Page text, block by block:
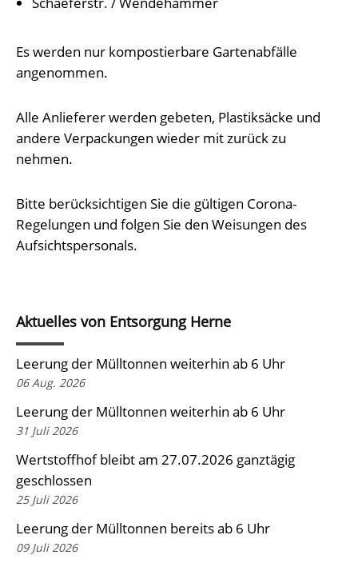
Es werden nur kompostierbare Gartenabfälle
angenommen.
Alle Anlieferer werden gebeten, Plastiksäcke und
andere Verpackungen wieder mit zurück zu
nehmen.
Bitte berücksichtigen Sie die gültigen Corona-
Regelungen und folgen Sie den Weisungen des
Aufsichtspersonals.
Aktuelles von Entsorgung Herne
Leerung der Mülltonnen weiterhin ab 6 Uhr
06 Aug. 2026
Leerung der Mülltonnen weiterhin ab 6 Uhr
31 Juli 2026
Wertstoffhof bleibt am 27.07.2026 ganztägig
geschlossen
25 Juli 2026
Leerung der Mülltonnen bereits ab 6 Uhr
09 Juli 2026